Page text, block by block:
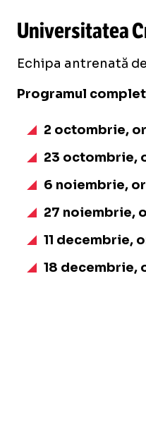
Universitatea
Echipa antrenată
Programul
2 octombrie,
23 octombrie,
6 noiembrie,
27 noiembrie,
11 decembrie,
18 decembrie,